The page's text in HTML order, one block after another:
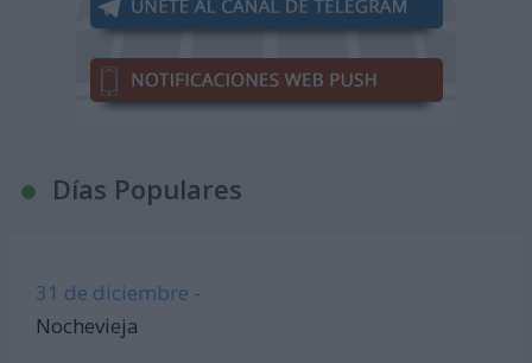
Días Populares
31 de diciembre -
Nochevieja